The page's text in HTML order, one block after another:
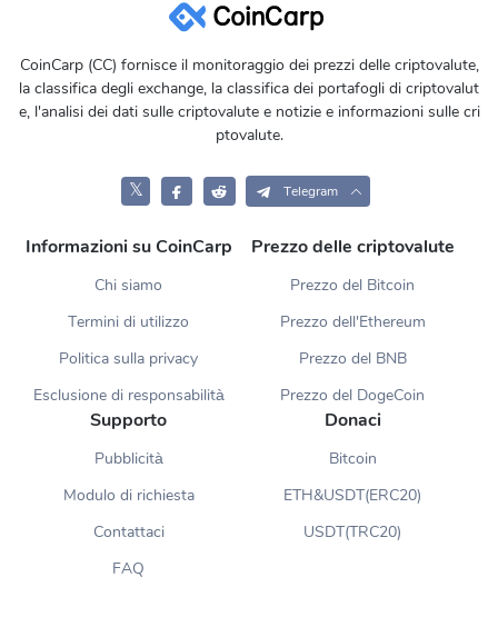
CoinCarp (CC) fornisce il monitoraggio dei prezzi delle criptovalute,
la classifica degli exchange, la classifica dei portafogli di criptovalut
e, l'analisi dei dati sulle criptovalute e notizie e informazioni sulle cri
ptovalute.
𝕏 Telegram
Informazioni su CoinCarp
Chi siamo
Termini di utilizzo
Politica sulla privacy
Esclusione di responsabilità
Prezzo delle criptovalute
Prezzo del Bitcoin
Prezzo dell'Ethereum
Prezzo del BNB
Prezzo del DogeCoin
Supporto
Pubblicità
Modulo di richiesta
Contattaci
FAQ
Donaci
Bitcoin
ETH&USDT(ERC20)
USDT(TRC20)